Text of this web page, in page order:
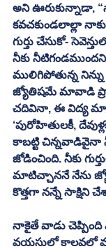
అని ఊరుకున్నాడా,
కవచకుండలాల్లా
గుర్తు చేసుకో-
నీకు
ములిగిపోతున్న నిన్ను
జ్యోతిషమే మావాడి
చదివినా, ఈ విద్య
‘పురోహితులకీ,
కాబట్టి చిన్నవాడివైనా
జోడించింది. నీకు
మాటిచ్చాననే నేను
కొత్తగా నన్నే సాక్షిని
నాకైతే వాడు చెప్పింది
వయసులో కాలవలో